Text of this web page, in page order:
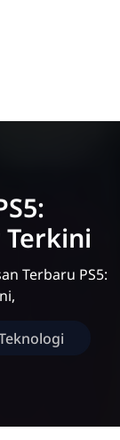
Terbaru PS5: